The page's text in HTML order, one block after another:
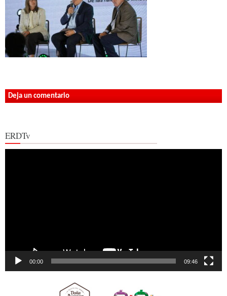
Deja un comentario
ERDTv
00:00 09:46